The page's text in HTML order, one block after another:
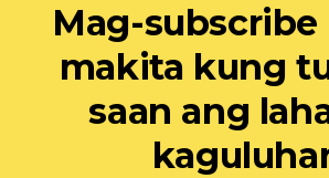
Mag-subscribe
makita kung
saan ang